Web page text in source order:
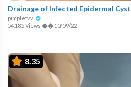
Drainage of Infected Epidermal Cyst
pimpletvv
54,185 Views �� 10/09/22
8.35